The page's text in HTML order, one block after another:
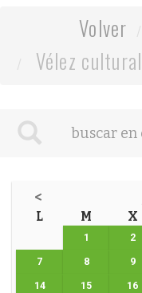
Volver
Vélez cultural
<
L M X
1 2
7 8 9
14 15 16